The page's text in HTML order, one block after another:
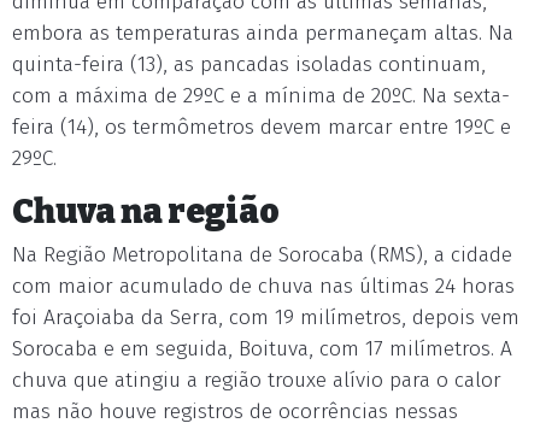
embora as temperaturas ainda permaneçam altas. Na
quinta-feira (13), as pancadas isoladas continuam,
com a máxima de 29ºC e a mínima de 20ºC. Na sexta-
feira (14), os termômetros devem marcar entre 19ºC e
29ºC.
Chuva na região
Na Região Metropolitana de Sorocaba (RMS), a cidade
com maior acumulado de chuva nas últimas 24 horas
foi Araçoiaba da Serra, com 19 milímetros, depois vem
Sorocaba e em seguida, Boituva, com 17 milímetros. A
chuva que atingiu a região trouxe alívio para o calor
mas não houve registros de ocorrências nessas